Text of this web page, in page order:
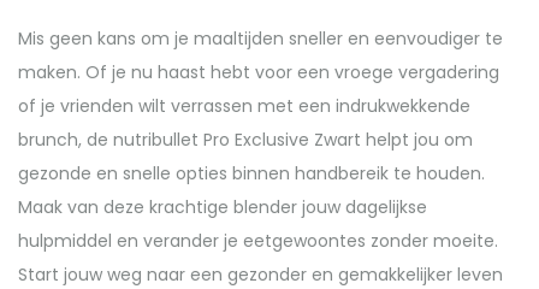
Mis geen kans om je maaltijden sneller en eenvoudiger te
maken. Of je nu haast hebt voor een vroege vergadering
of je vrienden wilt verrassen met een indrukwekkende
brunch, de nutribullet Pro Exclusive Zwart helpt jou om
gezonde en snelle opties binnen handbereik te houden.
Maak van deze krachtige blender jouw dagelijkse
hulpmiddel en verander je eetgewoontes zonder moeite.
Start jouw weg naar een gezonder en gemakkelijker leven